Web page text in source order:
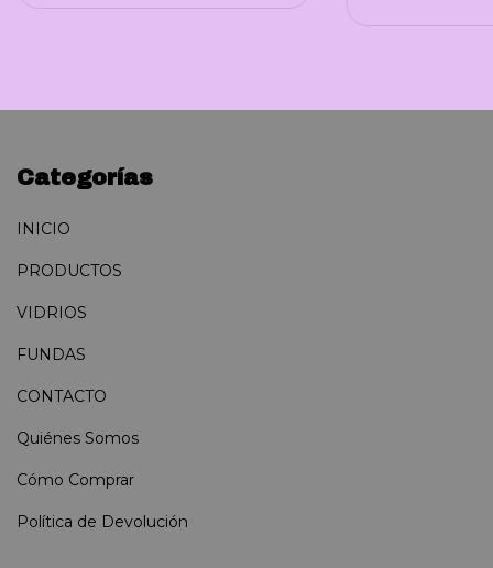
Categorías
INICIO
PRODUCTOS
VIDRIOS
FUNDAS
CONTACTO
Quiénes Somos
Cómo Comprar
Política de Devolución